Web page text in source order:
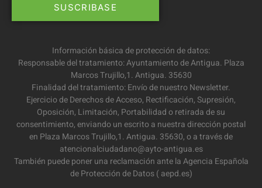
Información básica de protección de datos:
Responsable del tratamiento: Ayuntamiento de Antigua. Plaza
Marcos Trujillo,1. Antigua. 35630
Finalidad del tratamiento: Envío de nuestro Newsletter.
Ejercicio de Derechos de Acceso, Rectificación, Supresión,
Oposición, Limitación, Portabilidad o retirada de su
consentimiento, enviando un escrito a nuestra dirección postal
en Plaza Marcos Trujillo,1. Antigua. 35630, o a través de
atencionalciudadano@ayto-antigua.es
También puede poner una reclamación ante la Agencia Española
de Protección de Datos ( aepd.es)